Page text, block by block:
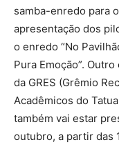
samba-enredo para
apresentação dos
o enredo “No
Pura Emoção”.
da GRES (Grêmio
Acadêmicos do
também vai estar
outubro, a partir das